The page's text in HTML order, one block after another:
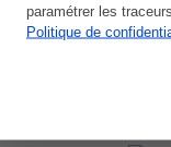
paramétrer les
Politique de
de Que